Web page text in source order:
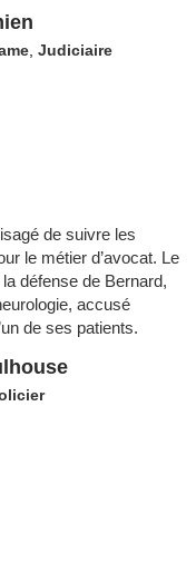
,Judiciaire
de suivre les
le métier d’avocat. Le
défense de Bernard,
accusé
de ses patients.